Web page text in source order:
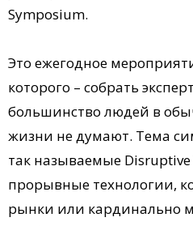
Symposium.
Это ежегодное
которого – собрать
большинство людей в
жизни не думают. Тема
так называемые Disruptive
прорывные технологии,
рынки или кардинально